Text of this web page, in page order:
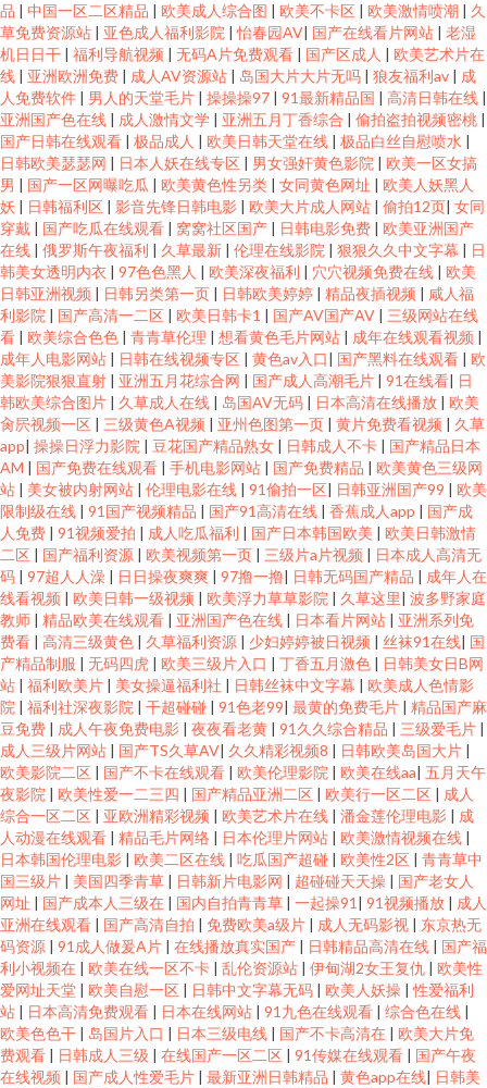
品 | 中国一区二区精品 | 欧美成人综合图 | 欧美不卡区 | 欧美激情喷潮 | 久
草免费资源站 | 亚色成人福利影院 |怡春园AV| 国产在线看片网站 | 老湿
机日日干 | 福利导航视频 | 无码A片免费观看 | 国产区成人 | 欧美艺术片在
线 | 亚洲欧洲免费 | 成人AV资源站 | 岛国大片大片无吗 | 狼友福利av | 成
人免费软件 | 男人的天堂毛片 | 操操操97 | 91最新精品国 | 高清日韩在线 |
亚洲国产色在线 | 成人激情文学 | 亚洲五月丁香综合 | 偷拍盗拍视频密桃 |
国产日韩在线观看 | 极品成人 | 欧美日韩天堂在线 | 极品白丝自慰喷水 |
日韩欧美瑟瑟网 | 日本人妖在线专区 | 男女强奸黄色影院 | 欧美一区女搞
男 | 国产一区网曝吃瓜 | 欧美黄色性另类 | 女同黄色网址 | 欧美人妖黑人
妖 | 日韩福利区 | 影音先锋日韩电影 | 欧美大片成人网站 | 偷拍12页| 女同
穿戴 | 国产吃瓜在线观看 | 窝窝社区国产 | 日韩电影免费 | 欧美亚洲国产
在线 | 俄罗斯午夜福利 | 久草最新 | 伦理在线影院 | 狠狠久久中文字幕 | 日
韩美女透明内衣 | 97色色黑人 | 欧美深夜福利 | 穴穴视频免费在线 | 欧美
日韩亚洲视频 | 日韩另类第一页 | 日韩欧美婷婷 | 精品夜插视频 | 咸人福
利影院 | 国产高清一二区 | 欧美日韩卡1 | 国产AV国产AV | 三级网站在线
看 | 欧美综合色色 | 青青草伦理 | 想看黄色毛片网站 | 成年在线观看视频 |
成年人电影网站 | 日韩在线视频专区 | 黄色av入口| 国产黑料在线观看 | 欧
美影院狠狠直射 | 亚洲五月花综合网 | 国产成人高潮毛片 | 91在线看| 日
韩欧美综合图片 | 久草成人在线 | 岛国AV无码 | 日本高清在线播放 | 欧美
肏屄视频一区 | 三级黄色A视频 | 亚州色图第一页 | 黄片免费看视频 | 久草
app| 操操日浮力影院 | 豆花国产精品熟女 | 日韩成人不卡 | 国产精品日本
AM | 国产免费在线观看 | 手机电影网站 | 国产免费精品 | 欧美黄色三级网
站 | 美女被内射网站 | 伦理电影在线 | 91偷拍一区| 日韩亚洲国产99 | 欧美
限制级在线 | 91国产视频精品 | 国产91高清在线 | 香蕉成人app | 国产成
人免费 | 91视频爱拍 | 成人吃瓜福利 | 国产日本韩国欧美 | 欧美日韩激情
二区 | 国产福利资源 | 欧美视频第一页 | 三级片a片视频 | 日本成人高清无
码 | 97超人人澡 | 日日操夜爽爽 | 97撸一撸| 日韩无码国产精品 | 成年人在
线看视频 | 欧美日韩一级视频 | 欧美浮力草草影院 | 久草这里| 波多野家庭
教师 | 精品欧美在线观看 | 亚洲国产色在线 | 日本看片网站 | 亚洲系列免
费看 | 高清三级黄色 | 久草福利资源 | 少妇婷婷被日视频 | 丝袜91在线| 国
产精品制服 | 无码四虎 | 欧美三级片入口 | 丁香五月激色 | 日韩美女日B网
站 | 福利欧美片 | 美女操逼福利社 | 日韩丝袜中文字幕 | 欧美成人色情影
院 | 福利社深夜影院 | 干超碰碰 | 91色老99| 最黄的免费毛片 | 精品国产麻
豆免费 | 成人午夜免费电影 | 夜夜看老黄 | 91久久综合精品 | 三级爱毛片 |
成人三级片网站 | 国产TS久草AV| 久久精彩视频8 | 日韩欧美岛国大片 |
欧美影院二区 | 国产不卡在线观看 | 欧美伦理影院 | 欧美在线aa| 五月天午
夜影院 | 欧美性爱一二三四 | 国产精品亚洲二区 | 欧美行一区二区 | 成人
综合一区二区 | 亚欧洲精彩视频 | 欧美艺术片在线 | 潘金莲伦理电影 | 成
人动漫在线观看 | 精品毛片网络 | 日本伦理片网站 | 欧美激情视频在线 |
日本韩国伦理电影 | 欧美二区在线 | 吃瓜国产超碰 | 欧美性2区 | 青青草中
国三级片 | 美国四季青草 | 日韩新片电影网 | 超碰碰天天操 | 国产老女人
网址 | 国产成本人三级在 | 国内自拍青青草 | 一起操91 | 91视频播放 | 成人
亚洲在线观看 | 国产高清自拍 | 免费欧美a级片 | 成人无码影视 | 东京热无
码资源 | 91成人做爰A片 | 在线播放真实国产 | 日韩精品高清在线 | 国产福
利小视频在 | 欧美在线一区不卡 | 乱伦资源站 | 伊甸湖2女王复仇 | 欧美性
爱网址天堂 | 欧美自慰一区 | 日韩中文字幕无码 | 欧美人妖操 |性爱福利
站 | 日本高清免费观看 | 日本在线网站 | 91九色在线观看 | 综合色在线 |
欧美色色干 | 岛国片入口 | 日本三级电线 | 国产不卡高清在 | 欧美大片免
费观看 | 日韩成人三级 | 在线国产一区二区 | 91传媒在线观看 | 国产午夜
在线视频 | 国产成人性爱毛片 | 最新亚洲日韩精品 | 黄色app在线| 日韩美